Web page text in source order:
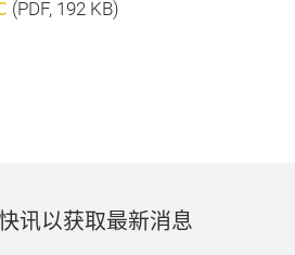
(PDF, 192 KB)
讯以获取最新消息